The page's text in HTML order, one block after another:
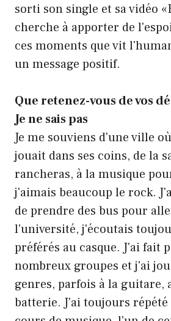
sorti son single et sa vidéo
cherche à apporter de
ces moments que vit
un message positif.
Que retenez-vous de vos
Je ne sais pas
Je me souviens d'une ville
jouait dans ses coins, de la
rancheras, à la musique
j'aimais beaucoup le rock.
de prendre des bus pour
l'université, j'écoutais
préférés au casque. J'ai fait
nombreux groupes et j'ai
genres, parfois à la guitare,
batterie. J'ai toujours répété